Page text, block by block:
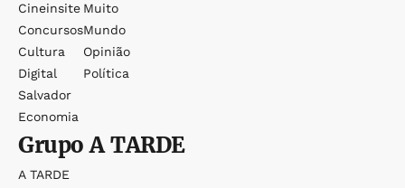
Cineinsite
Concursos
Cultura
Digital
Salvador
Economia
Muito
Mundo
Opinião
Política
GrupoA TARDE
A TARDE